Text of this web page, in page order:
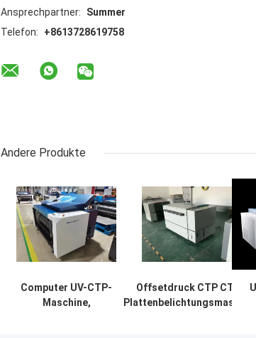
Ansprechpartner:
Summer
Telefon:
+8613728619758
Andere Produkte
Computer UV-CTP-
Maschine,
Offsetdruck CTP CTCP
Plattenbelichtungsmaschine